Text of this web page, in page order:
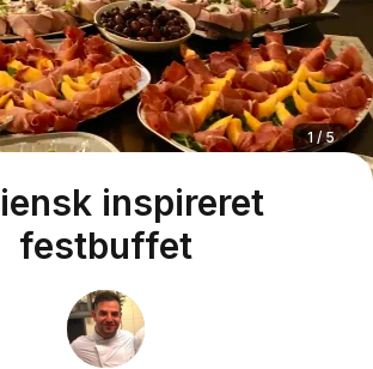
inspireret
festbuffet
1 / 5